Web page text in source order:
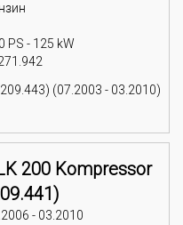
PS - 125 kW
(07.2003 - 03.2010)
200 Kompressor
- 03.2010